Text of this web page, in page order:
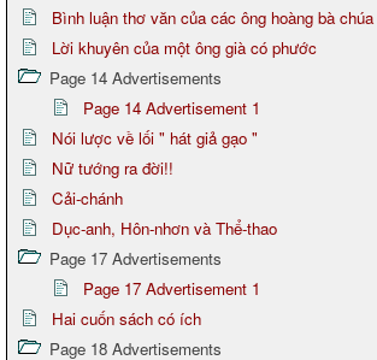
Bình luận thơ văn của các ông hoàng bà chúa
Lời khuyên của một ông già có phước
Page 14 Advertisements
Page 14 Advertisement 1
Nói lược về lối " hát giả gạo "
Nữ tướng ra đời!!
Cải-chánh
Dục-anh, Hôn-nhơn và Thể-thao
Page 17 Advertisements
Page 17 Advertisement 1
Hai cuốn sách có ích
Page 18 Advertisements